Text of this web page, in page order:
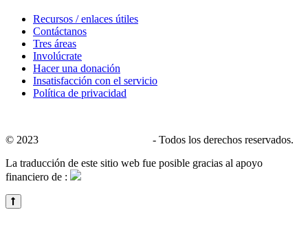
Recursos / enlaces útiles
Contáctanos
Tres áreas
Involúcrate
Hacer una donación
Insatisfacción con el servicio
Política de privacidad
© 2023
- Todos los derechos reservados.
La traducción de este sitio web fue posible gracias al apoyo
financiero de :